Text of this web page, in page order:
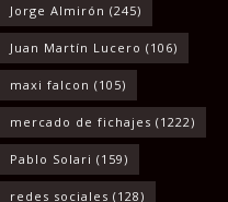
Jorge Almirón (245)
Juan Martín Lucero (106)
maxi falcon (105)
mercado de fichajes (1222)
Pablo Solari (159)
redes sociales (128)